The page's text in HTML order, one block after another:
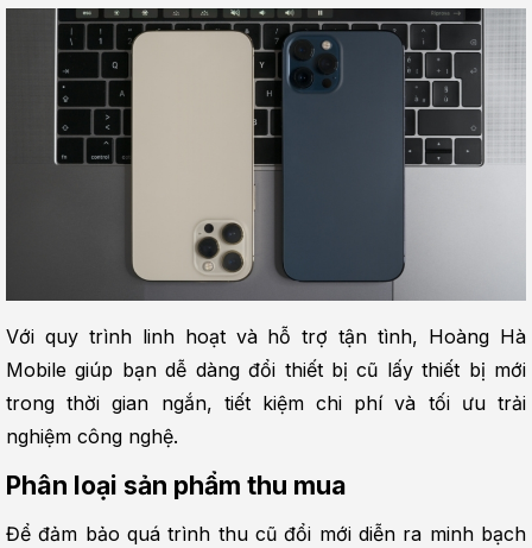
Với quy trình linh hoạt và hỗ trợ tận tình, Hoàng Hà
Mobile giúp bạn dễ dàng đổi thiết bị cũ lấy thiết bị mới
trong thời gian ngắn, tiết kiệm chi phí và tối ưu trải
nghiệm công nghệ.
Phân loại sản phẩm thu mua
Để đảm bảo quá trình thu cũ đổi mới diễn ra minh bạch